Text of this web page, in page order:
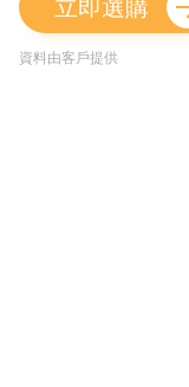
立即選購
資料由客戶提供